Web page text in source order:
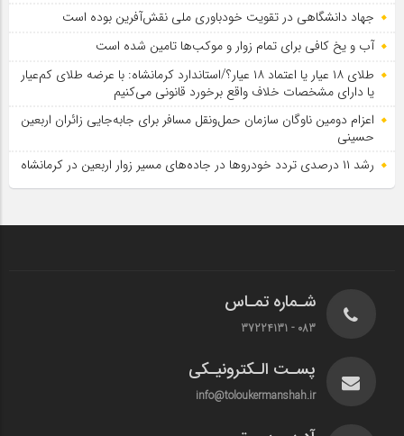
جهاد دانشگاهی در تقویت خودباوری ملی نقش‌آفرین بوده است
آب و یخ کافی برای تمام زوار و موکب‌ها تامین شده است
طلای ۱۸ عیار یا اعتماد ۱۸ عیار؟/استاندارد کرمانشاه: با عرضه طلای کم‌عیار
یا دارای مشخصات خلاف واقع برخورد قانونی می‌کنیم
اعزام دومین ناوگان سازمان حمل‌ونقل مسافر برای جابه‌جایی زائران اربعین
حسینی
رشد ۱۱ درصدی تردد خودروها در جاده‌های مسیر زوار اربعین در کرمانشاه
شـماره تمـاس
083 - 37224131
پسـت الـکترونیـکی
info@toloukermanshah.ir